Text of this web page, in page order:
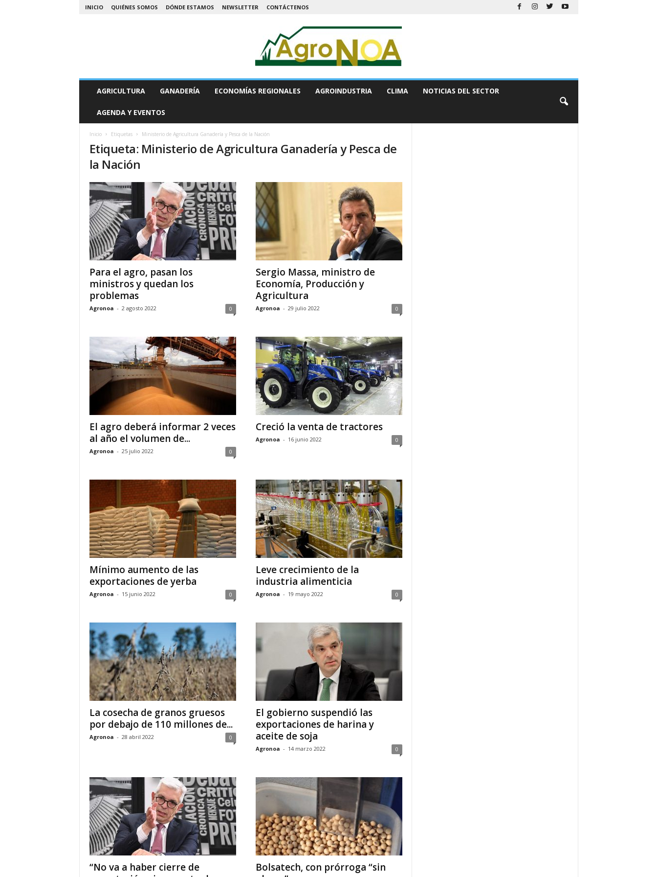
INICIO QUIÉNES SOMOS DÓNDE ESTAMOS NEWSLETTER CONTÁCTENOS
N
AGRICULTURA GANADERÍA ECONOMÍAS REGIONALES AGROINDUSTRIA CLIMA NOTICIAS DEL SECTOR
AGENDA Y EVENTOS
Inicio Etiquetas Ministerio de Agricultura Ganadería y Pesca de la Nación
Etiqueta: Ministerio de Agricultura Ganadería y Pesca de
la Nación
Para el agro, pasan los
ministros y quedan los
problemas
Agronoa - 2 agosto 2022 0
Sergio Massa, ministro de
Economía, Producción y
Agricultura
Agronoa - 29 julio 2022 0
El agro deberá informar 2 veces
al año el volumen de...
Agronoa - 25 julio 2022 0
Creció la venta de tractores
Agronoa - 16 junio 2022 0
Mínimo aumento de las
exportaciones de yerba
Agronoa - 15 junio 2022 0
Leve crecimiento de la
industria alimenticia
Agronoa - 19 mayo 2022 0
La cosecha de granos gruesos
por debajo de 110 millones de...
Agronoa - 28 abril 2022 0
El gobierno suspendió las
exportaciones de harina y
aceite de soja
Agronoa - 14 marzo 2022 0
“No va a haber cierre de
Bolsatech, con prórroga “sin